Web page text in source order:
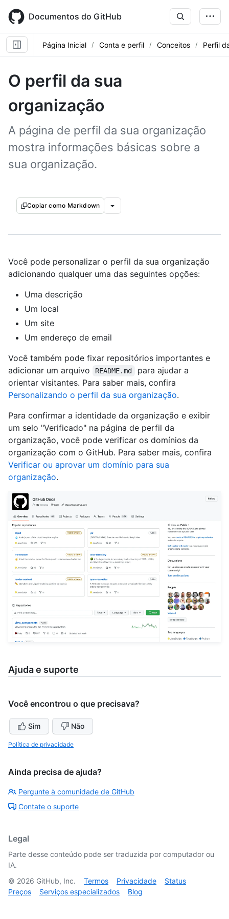
main
content
Documentos do GitHub
Página Inicial Conta e perfil Conceitos Perfil
O perfil da sua
organização
A página de perfil da sua organização
mostra informações básicas sobre a
sua organização.
Copiar como Markdown
Você pode personalizar o perfil da sua organização
adicionando qualquer uma das seguintes opções:
Uma descrição
Um local
Um site
Um endereço de email
Você também pode fixar repositórios importantes e
adicionar um arquivo
README.md
para ajudar a
orientar visitantes. Para saber mais, confira
Personalizando o perfil da sua organização.
Para confirmar a identidade da organização e exibir
um selo "Verificado" na página de perfil da
organização, você pode verificar os domínios da
organização com o GitHub. Para saber mais, confira
Verificar ou aprovar um domínio para sua
organização.
Ajuda e suporte
Você encontrou o que precisava?
Sim Não
Política de privacidade
Ainda precisa de ajuda?
Pergunte à comunidade de GitHub
Contate o suporte
Legal
Parte desse conteúdo pode ser traduzida por computador ou
IA.
© 2026 GitHub, Inc. Termos Privacidade
Status
Preços
Serviços especializados Blog